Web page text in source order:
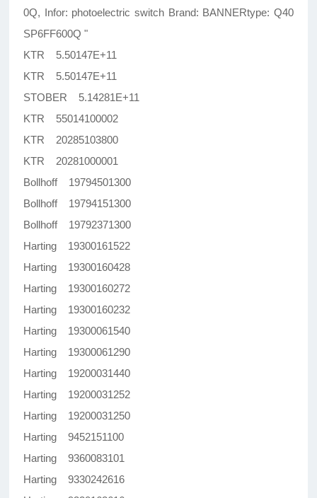
0Q, Infor: photoelectric switch Brand: BANNERtype: Q40
SP6FF600Q "
KTR 5.50147E+11
KTR 5.50147E+11
STOBER 5.14281E+11
KTR 55014100002
KTR 20285103800
KTR 20281000001
Bollhoff 19794501300
Bollhoff 19794151300
Bollhoff 19792371300
Harting 19300161522
Harting 19300160428
Harting 19300160272
Harting 19300160232
Harting 19300061540
Harting 19300061290
Harting 19200031440
Harting 19200031252
Harting 19200031250
Harting 9452151100
Harting 9360083101
Harting 9330242616